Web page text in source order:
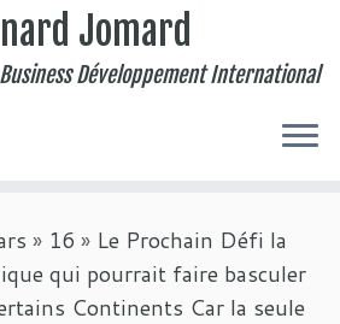
Jomard
Développement International
» 16 » Le Prochain Défi la
qui pourrait faire basculer
Continents Car la seule